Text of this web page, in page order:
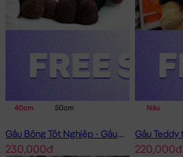
40cm 50cm
Gấu Bông Tốt Nghiệp - Gấu Teddy tốt nghiệp lông xù màu Nâu
230,000đ
Nâu
220,000đ